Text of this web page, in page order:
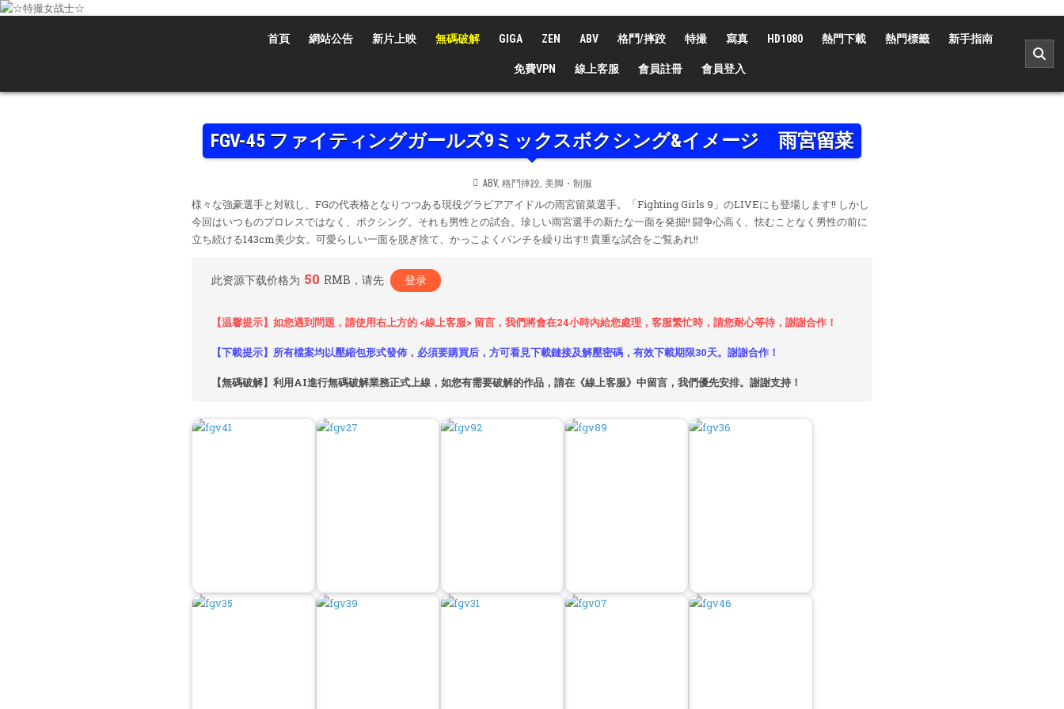
Skip
首頁 網站公告 新片上映 無碼破解 GIGA ZEN ABV 格鬥/摔跤 特撮 寫真 HD1080 熱門下載 熱門標籤 新手指南
免費VPN 線上客服 會員註冊 會員登入
FGV-45 ファイティングガールズ9ミックスボクシング&イメージ 雨宮留菜
POSTED
IN
ABV, 格鬥摔跤, 美脚・制服
様々な強豪選手と対戦し、FGの代表格となりつつある現役グラビアアイドルの雨宮留菜選手。「Fighting Girls 9」のLIVEにも登場します!! しかし
今回はいつものプロレスではなく、ボクシング。それも男性との試合。珍しい雨宮選手の新たな一面を発掘!! 闘争心高く、怯むことなく男性の前に
立ち続ける143cm美少女。可愛らしい一面を脱ぎ捨て、かっこよくパンチを繰り出す!! 貴重な試合をご覧あれ!!
此资源下载价格为 50 RMB，请先 登录
【温馨提示】如您遇到問題，請使用右上方的 <線上客服> 留言，我們將會在24小時內給您處理，客服繁忙時，請您耐心等待，謝謝合作！
【下載提示】所有檔案均以壓縮包形式發佈，必須要購買后，方可看見下載鏈接及解壓密碼，有效下載期限30天。謝謝合作！
【無碼破解】利用AI進行無碼破解業務正式上線，如您有需要破解的作品，請在《線上客服》中留言，我們優先安排。謝謝支持！